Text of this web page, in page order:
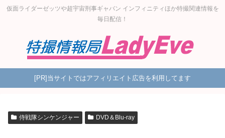
仮面ライダーゼッツや超宇宙刑事ギャバン インフィニティほか特撮関連情報を
毎日配信！
[PR]当サイトではアフィリエイト広告を利用してます
侍戦隊シンケンジャー DVD＆Blu-ray